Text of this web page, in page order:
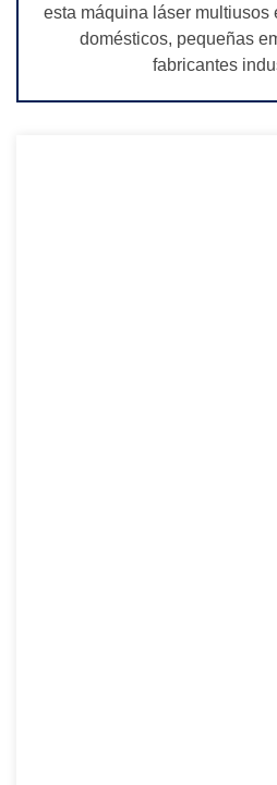
esta máquina láser multiusos
domésticos, pequeñas
fabricantes